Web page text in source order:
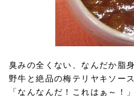
臭みの全くない、なんだか脂
野牛と絶品の梅テリヤキソース
「なんなんだ！これはぁ～！」